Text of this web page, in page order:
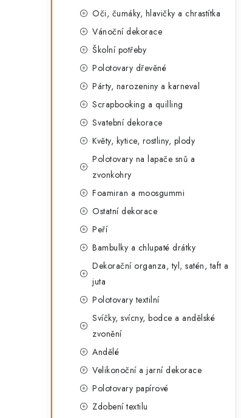
Oči, čumáky, hlavičky a chrastítka
Vánoční dekorace
Školní potřeby
Polotovary dřevěné
Párty, narozeniny a karneval
Scrapbooking a quilling
Svatební dekorace
Květy, kytice, rostliny, plody
Polotovary na lapače snů a
zvonkohry
Foamiran a moosgummi
Ostatní dekorace
Peří
Bambulky a chlupaté drátky
Dekorační organza, tyl, satén, taft a
juta
Polotovary textilní
Svíčky, svícny, bodce a andělské
zvonění
Andělé
Velikonoční a jarní dekorace
Polotovary papírové
Zdobení textilu